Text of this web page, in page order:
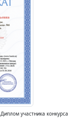
Диплом участника конкурса